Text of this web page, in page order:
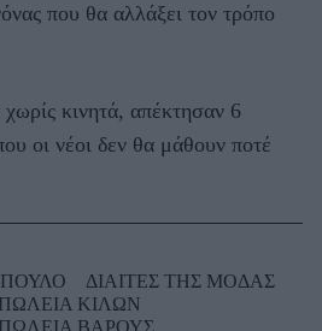
που θα αλλάξει τον τρόπο
κινητά, απέκτησαν 6
οι νέοι δεν θα μάθουν ποτέ
ΔΙΑΙΤΕΣ ΤΗΣ ΜΟΔΑΣ
ΚΙΛΩΝ
ΒΑΡΟΥΣ